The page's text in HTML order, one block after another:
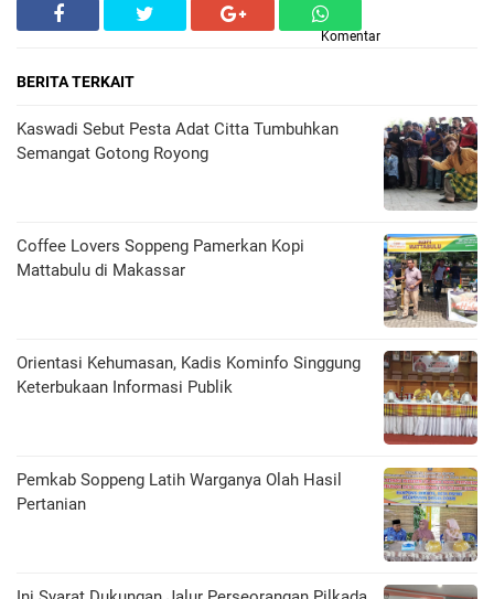
Komentar
BERITA TERKAIT
Kaswadi Sebut Pesta Adat Citta Tumbuhkan
Semangat Gotong Royong
Coffee Lovers Soppeng Pamerkan Kopi
Mattabulu di Makassar
Orientasi Kehumasan, Kadis Kominfo Singgung
Keterbukaan Informasi Publik
Pemkab Soppeng Latih Warganya Olah Hasil
Pertanian